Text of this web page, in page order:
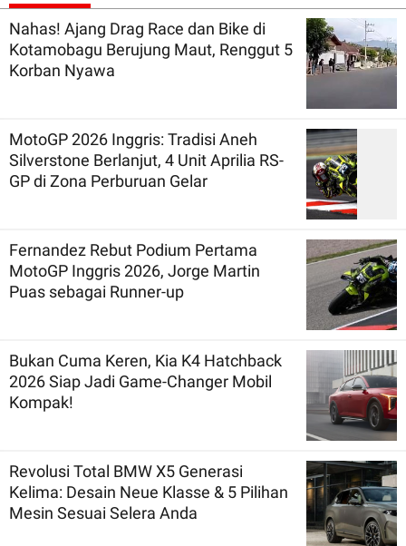
Nahas! Ajang Drag Race dan Bike di
Kotamobagu Berujung Maut, Renggut 5
Korban Nyawa
MotoGP 2026 Inggris: Tradisi Aneh
Silverstone Berlanjut, 4 Unit Aprilia RS-
GP di Zona Perburuan Gelar
Fernandez Rebut Podium Pertama
MotoGP Inggris 2026, Jorge Martin
Puas sebagai Runner-up
Bukan Cuma Keren, Kia K4 Hatchback
2026 Siap Jadi Game-Changer Mobil
Kompak!
Revolusi Total BMW X5 Generasi
Kelima: Desain Neue Klasse & 5 Pilihan
Mesin Sesuai Selera Anda